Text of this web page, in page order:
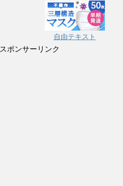
自由テキスト
スポンサーリンク